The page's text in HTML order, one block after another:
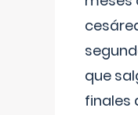
que
finales